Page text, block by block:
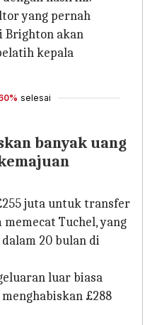
yang pernah
Brighton akan
kepala
selesai
banyak uang
juta untuk transfer
Tuchel, yang
20 bulan di
luar biasa
£288